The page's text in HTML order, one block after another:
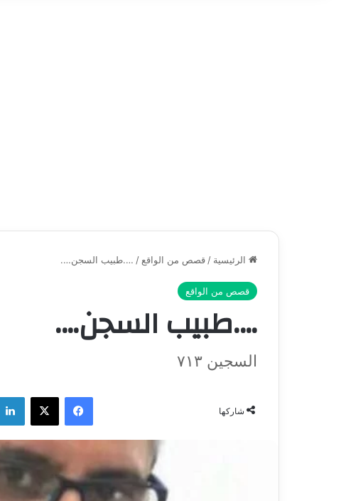
الرئيسية / قصص من الواقع / ….طبيب السجن….
قصص من الواقع
….طبيب السجن….
السجين ٧١٣
شاركها
فيسبوك ‫X